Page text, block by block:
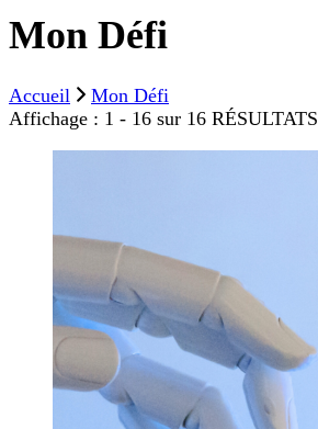
Mon Défi
Accueil
Mon Défi
Affichage : 1 - 16 sur 16 RÉSULTATS